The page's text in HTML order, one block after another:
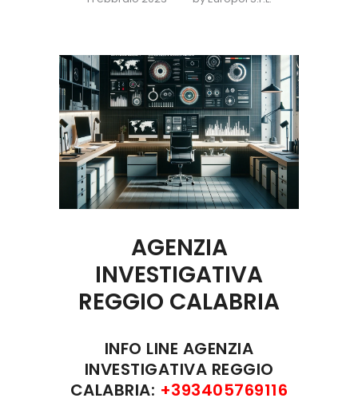
AGENZIA
INVESTIGATIVA
REGGIO CALABRIA
INFO LINE AGENZIA
INVESTIGATIVA REGGIO
CALABRIA: +393405769116